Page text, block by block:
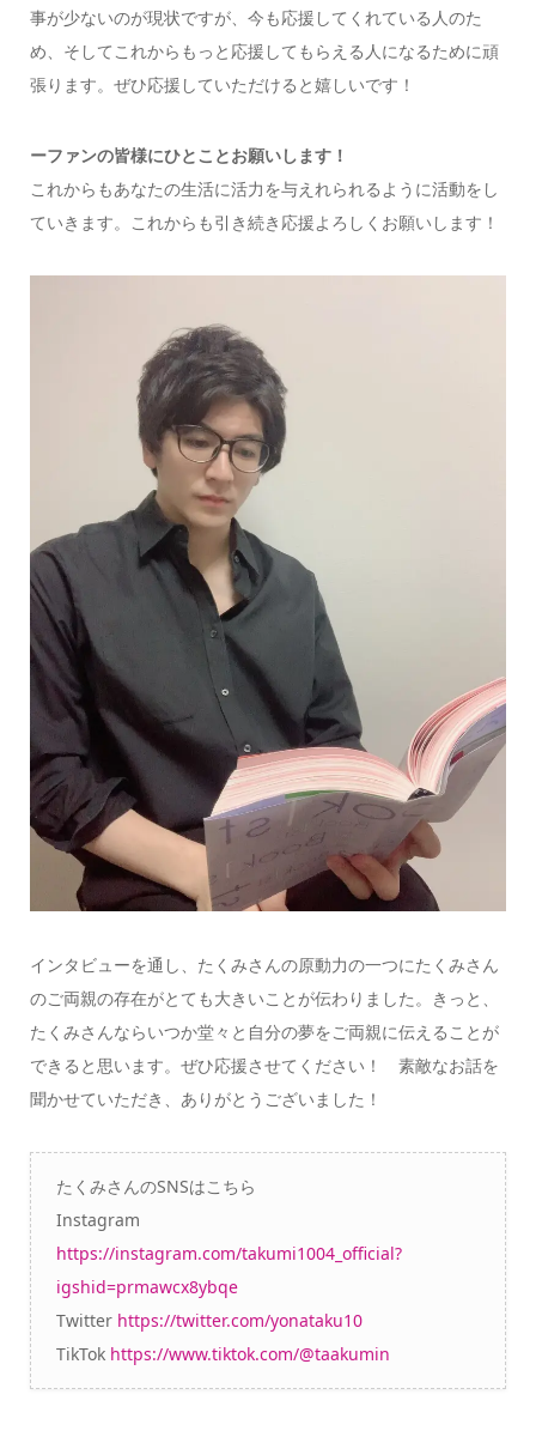
事が少ないのが現状ですが、今も応援してくれている人のた
め、そしてこれからもっと応援してもらえる人になるために頑
張ります。ぜひ応援していただけると嬉しいです！
ーファンの皆様にひとことお願いします！
これからもあなたの生活に活力を与えれられるように活動をし
ていきます。 これからも引き続き応援よろしくお願いします！
インタビューを通し、たくみさんの原動力の一つにたくみさん
のご両親の存在がとても大きいことが伝わりました。きっと、
たくみさんならいつか堂々と自分の夢をご両親に伝えることが
できると思います。ぜひ応援させてください！ 素敵なお話を
聞かせていただき、ありがとうございました！
たくみさんのSNSはこちら
Instagram
https://instagram.com/takumi1004_official?
igshid=prmawcx8ybqe
Twitter https://twitter.com/yonataku10
TikTok https://www.tiktok.com/@taakumin